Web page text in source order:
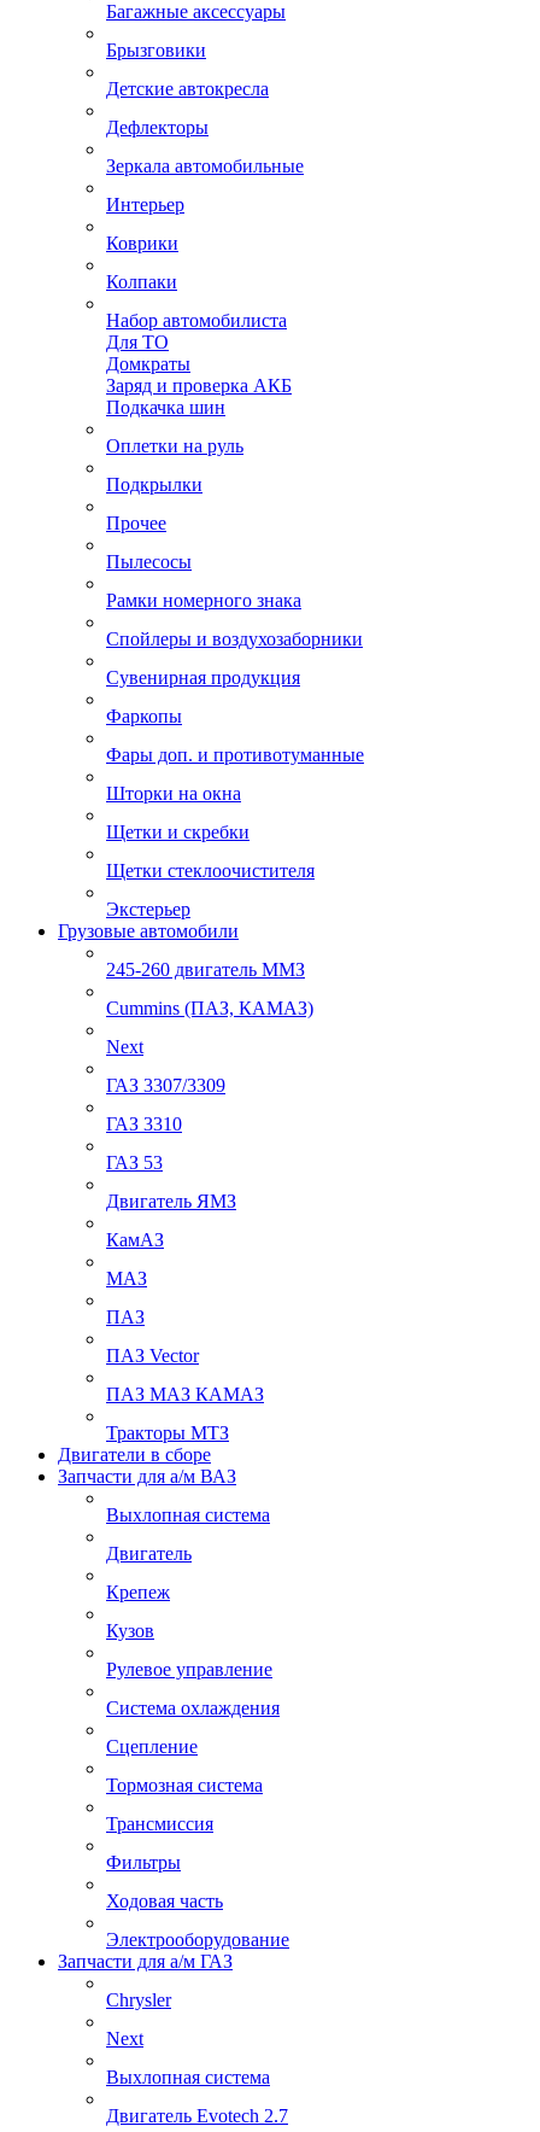
Багажные аксессуары
Брызговики
Детские автокресла
Дефлекторы
Зеркала автомобильные
Интерьер
Коврики
Колпаки
Набор автомобилиста
Для ТО
Домкраты
Заряд и проверка АКБ
Подкачка шин
Оплетки на руль
Подкрылки
Прочее
Пылесосы
Рамки номерного знака
Спойлеры и воздухозаборники
Сувенирная продукция
Фаркопы
Фары доп. и противотуманные
Шторки на окна
Щетки и скребки
Щетки стеклоочистителя
Экстерьер
Грузовые автомобили
245-260 двигатель ММЗ
Cummins (ПАЗ, КАМАЗ)
Next
ГАЗ 3307/3309
ГАЗ 3310
ГАЗ 53
Двигатель ЯМЗ
КамАЗ
МАЗ
ПАЗ
ПАЗ Vector
ПАЗ МАЗ КАМАЗ
Тракторы МТЗ
Двигатели в сборе
Запчасти для а/м ВАЗ
Выхлопная система
Двигатель
Крепеж
Кузов
Рулевое управление
Система охлаждения
Сцепление
Тормозная система
Трансмиссия
Фильтры
Ходовая часть
Электрооборудование
Запчасти для а/м ГАЗ
Chrysler
Next
Выхлопная система
Двигатель Evotech 2.7